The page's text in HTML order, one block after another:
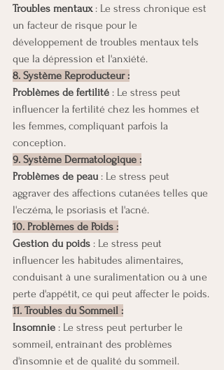
Troubles mentaux : Le stress chronique est
un facteur de risque pour le
développement de troubles mentaux tels
que la dépression et l'anxiété.
8. Système Reproducteur :
Problèmes de fertilité : Le stress peut
influencer la fertilité chez les hommes et
les femmes, compliquant parfois la
conception.
9. Système Dermatologique :
Problèmes de peau : Le stress peut
aggraver des affections cutanées telles que
l'eczéma, le psoriasis et l'acné.
10. Problèmes de Poids :
Gestion du poids : Le stress peut
influencer les habitudes alimentaires,
conduisant à une suralimentation ou à une
perte d'appétit, ce qui peut affecter le poids.
11. Troubles du Sommeil :
Insomnie : Le stress peut perturber le
sommeil, entraînant des problèmes
d'insomnie et de qualité du sommeil.